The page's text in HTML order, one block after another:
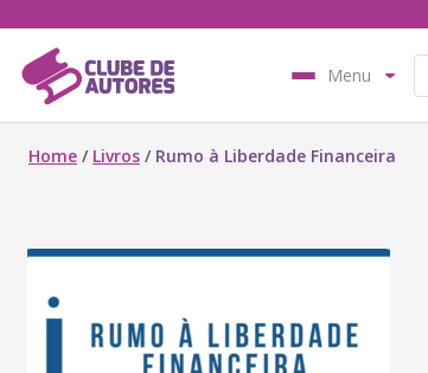
Menu
Home / Livros / Rumo à Liberdade Financeira